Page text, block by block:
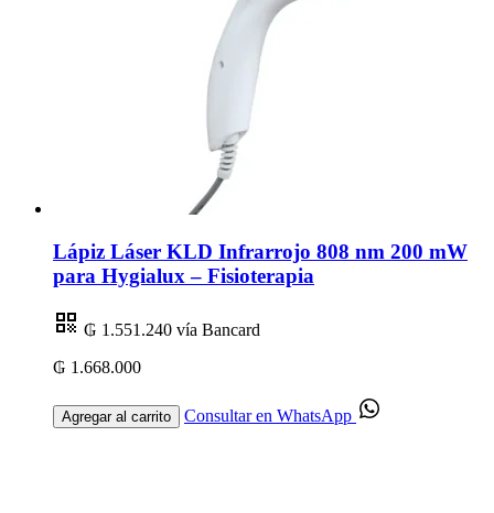
Lápiz Láser KLD Infrarrojo 808 nm 200 mW
para Hygialux – Fisioterapia
₲ 1.551.240 vía Bancard
₲ 1.668.000
Agregar al carrito Consultar en WhatsApp